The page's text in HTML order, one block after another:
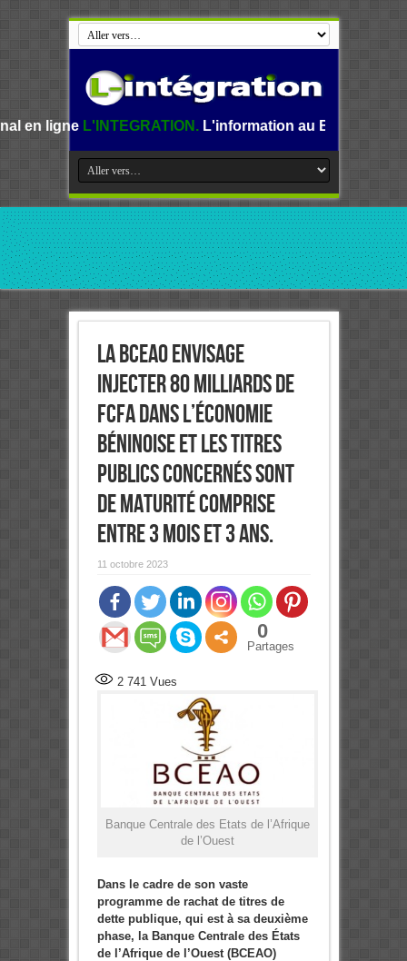
L'information au Benin, en Afrique et dans
La BCEAO envisage
injecter 80 milliards de
Fcfa dans l’économie
béninoise et les titres
publics concernés sont
de maturité comprise
entre 3 mois et 3 ans.
11 octobre 2023
0
Partages
2 741Vues
Banque Centrale des Etats de l’Afrique
de l’Ouest
Dans le cadre de son vaste
programme de rachat de titres de
dette publique, qui est à sa deuxième
phase, la Banque Centrale des États
de l’Afrique de l’Ouest (BCEAO)